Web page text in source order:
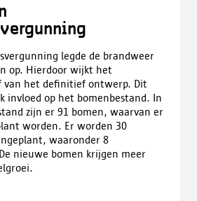
legde de brandweer
op. Hierdoor wijkt het
van het definitief ontwerp. Dit
invloed op het bomenbestand. In
zijn er 91 bomen, waarvan er
worden. Er worden 30
waaronder 8
nieuwe bomen krijgen meer